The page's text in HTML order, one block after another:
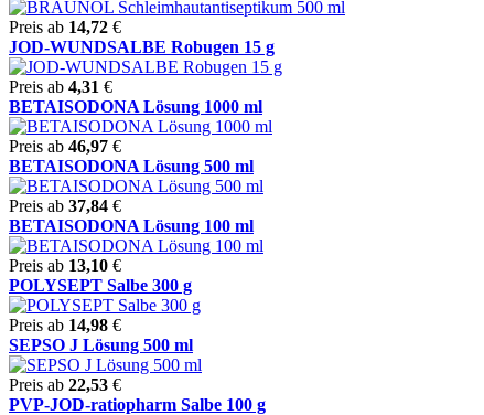
Preis ab 14,72 €
JOD-WUNDSALBE Robugen 15 g
Preis ab 4,31 €
BETAISODONA Lösung 1000 ml
Preis ab 46,97 €
BETAISODONA Lösung 500 ml
Preis ab 37,84 €
BETAISODONA Lösung 100 ml
Preis ab 13,10 €
POLYSEPT Salbe 300 g
Preis ab 14,98 €
SEPSO J Lösung 500 ml
Preis ab 22,53 €
PVP-JOD-ratiopharm Salbe 100 g